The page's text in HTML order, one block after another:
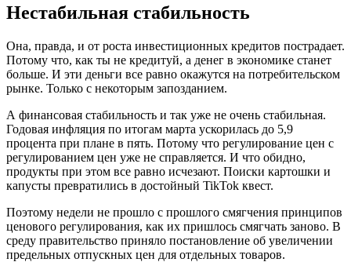
Нестабильная стабильность
Она, правда, и от роста инвестиционных кредитов пострадает.
Потому что, как ты не кредитуй, а денег в экономике станет
больше. И эти деньги все равно окажутся на потребительском
рынке. Только с некоторым запозданием.
А финансовая стабильность и так уже не очень стабильная.
Годовая инфляция по итогам марта ускорилась до 5,9
процента при плане в пять. Потому что регулирование цен с
регулированием цен уже не справляется. И что обидно,
продукты при этом все равно исчезают. Поиски картошки и
капусты превратились в достойный TikTok квест.
Поэтому недели не прошло с прошлого смягчения принципов
ценового регулирования, как их пришлось смягчать заново. В
среду правительство приняло постановление об увеличении
предельных отпускных цен для отдельных товаров.